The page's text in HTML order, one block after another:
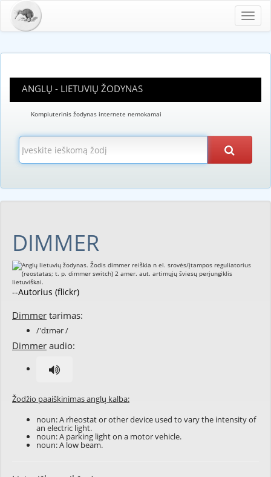
ANGLŲ - LIETUVIŲ ŽODYNAS
Kompiuterinis žodynas internete nemokamai
DIMMER
--Autorius (flickr)
Dimmer tarimas:
/'dɪmər /
Dimmer audio:
Žodžio paaiškinimas anglų kalba:
noun: A rheostat or other device used to vary the intensity of
an electric light.
noun: A parking light on a motor vehicle.
noun: A low beam.